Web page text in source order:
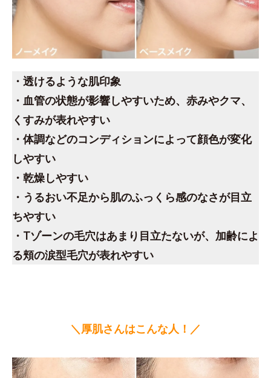
・透けるような肌印象
・血管の状態が影響しやすいため、赤みやクマ、
くすみが表れやすい
・体調などのコンディションによって顔色が変化
しやすい
・乾燥しやすい
・うるおい不足から肌のふっくら感のなさが目立
ちやすい
・Tゾーンの毛穴はあまり目立たないが、加齢によ
る頬の涙型毛穴が表れやすい
＼厚肌さんはこんな人！／